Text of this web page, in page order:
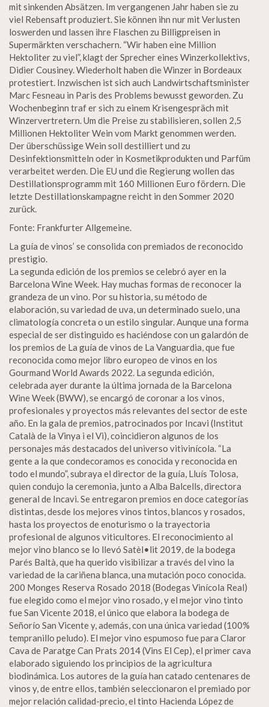
mit sinkenden Absätzen. Im vergangenen Jahr haben sie zu
viel Rebensaft produziert. Sie können ihn nur mit Verlusten
loswerden und lassen ihre Flaschen zu Billigpreisen in
Supermärkten verschachern. “Wir haben eine Million
Hektoliter zu viel”, klagt der Sprecher eines Winzerkollektivs,
Didier Cousiney. Wiederholt haben die Winzer in Bordeaux
protestiert. Inzwischen ist sich auch Landwirtschaftsminister
Marc Fesneau in Paris des Problems bewusst geworden. Zu
Wochenbeginn traf er sich zu einem Krisengespräch mit
Winzervertretern. Um die Preise zu stabilisieren, sollen 2,5
Millionen Hektoliter Wein vom Markt genommen werden.
Der überschüssige Wein soll destilliert und zu
Desinfektionsmitteln oder in Kosmetikprodukten und Parfüm
verarbeitet werden. Die EU und die Regierung wollen das
Destillationsprogramm mit 160 Millionen Euro fördern. Die
letzte Destillationskampagne reicht in den Sommer 2020
zurück.
Fonte: Frankfurter Allgemeine.
La guía de vinos’ se consolida con premiados de reconocido
prestigio.
La segunda edición de los premios se celebró ayer en la
Barcelona Wine Week. Hay muchas formas de reconocer la
grandeza de un vino. Por su historia, su método de
elaboración, su variedad de uva, un determinado suelo, una
climatología concreta o un estilo singular. Aunque una forma
especial de ser distinguido es haciéndose con un galardón de
los premios de La guía de vinos de La Vanguardia, que fue
reconocida como mejor libro europeo de vinos en los
Gourmand World Awards 2022. La segunda edición,
celebrada ayer durante la última jornada de la Barcelona
Wine Week (BWW), se encargó de coronar a los vinos,
profesionales y proyectos más relevantes del sector de este
año. En la gala de premios, patrocinados por Incavi (Institut
Català de la Vinya i el Vi), coincidieron algunos de los
personajes más destacados del universo vitivinícola. “La
gente a la que condecoramos es conocida y reconocida en
todo el mundo”, subraya el director de la guía, Lluís Tolosa,
quien condujo la ceremonia, junto a Alba Balcells, directora
general de Incavi. Se entregaron premios en doce categorías
distintas, desde los mejores vinos tintos, blancos y rosados,
hasta los proyectos de enoturismo o la trayectoria
profesional de algunos viticultores. El reconocimiento al
mejor vino blanco se lo llevó Satèl•lit 2019, de la bodega
Parés Baltà, que ha querido visibilizar a través del vino la
variedad de la cariñena blanca, una mutación poco conocida.
200 Monges Reserva Rosado 2018 (Bodegas Vinícola Real)
fue elegido como el mejor vino rosado, y el mejor vino tinto
fue San Vicente 2018, el único que elabora la bodega de
Señorío San Vicente y, además, con una única variedad (100%
tempranillo peludo). El mejor vino espumoso fue para Claror
Cava de Paratge Can Prats 2014 (Vins El Cep), el primer cava
elaborado siguiendo los principios de la agricultura
biodinámica. Los autores de la guía han catado centenares de
vinos y, de entre ellos, también seleccionaron el premiado por
mejor relación calidad-precio, el tinto Hacienda López de